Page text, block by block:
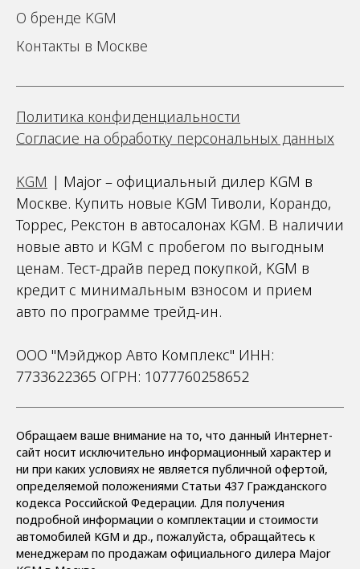
О бренде KGM
Контакты в Москве
Политика конфиденциальности
Согласие на обработку персональных данных
KGM | Major – официальный дилер KGM в
Москве. Купить новые KGM Тиволи, Корандо,
Торрес, Рекстон в автосалонах KGM. В наличии
новые авто и KGM с пробегом по выгодным
ценам. Тест-драйв перед покупкой, KGM в
кредит с минимальным взносом и прием
авто по программе трейд-ин.
ООО "Мэйджор Авто Комплекс" ИНН:
7733622365 ОГРН: 1077760258652
Обращаем ваше внимание на то, что данный Интернет-
сайт носит исключительно информационный характер и
ни при каких условиях не является публичной офертой,
определяемой положениями Статьи 437 Гражданского
кодекса Российской Федерации. Для получения
подробной информации о комплектации и стоимости
автомобилей KGM и др., пожалуйста, обращайтесь к
менеджерам по продажам официального дилера Major